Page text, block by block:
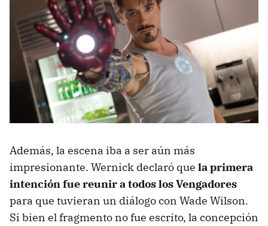
Además, la escena iba a ser aún más
impresionante. Wernick declaró que la primera
intención fue reunir a todos los Vengadores
para que tuvieran un diálogo con Wade Wilson.
Si bien el fragmento no fue escrito, la concepción